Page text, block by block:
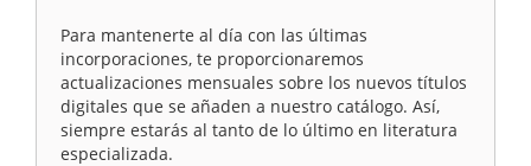
Para mantenerte al día con las últimas
incorporaciones, te proporcionaremos
actualizaciones mensuales sobre los nuevos títulos
digitales que se añaden a nuestro catálogo. Así,
siempre estarás al tanto de lo último en literatura
especializada.